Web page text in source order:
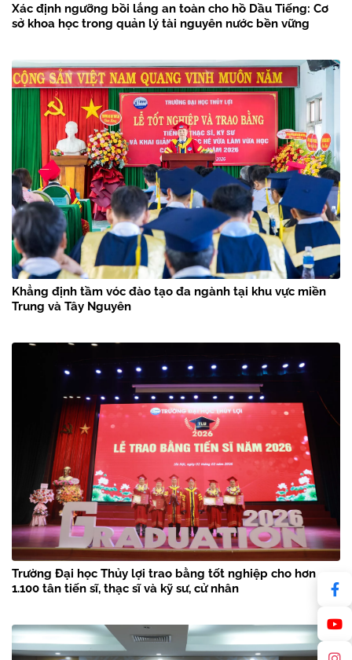
Xác định ngưỡng bồi lắng an toàn cho hồ Dầu Tiếng: Cơ
sở khoa học trong quản lý tài nguyên nước bền vững
Khẳng định tầm vóc đào tạo đa ngành tại khu vực miền
Trung và Tây Nguyên
Trường Đại học Thủy lợi trao bằng tốt nghiệp cho hơn
1.100 tân tiến sĩ, thạc sĩ và kỹ sư, cử nhân